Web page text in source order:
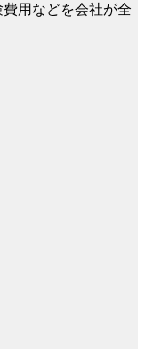
用などを会社が全